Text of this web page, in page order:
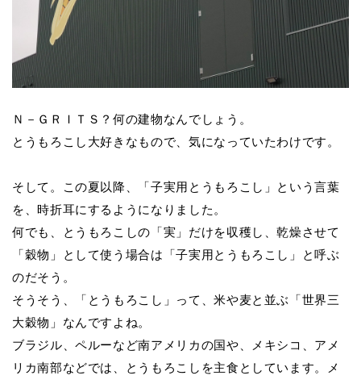
Ｎ－ＧＲＩＴＳ？何の建物なんでしょう。
とうもろこし大好きなもので、気になっていたわけです。
そして。この夏以降、「子実用とうもろこし」という言葉
を、時折耳にするようになりました。
何でも、とうもろこしの「実」だけを収穫し、乾燥させて
「穀物」として使う場合は「子実用とうもろこし」と呼ぶ
のだそう。
そうそう、「とうもろこし」って、米や麦と並ぶ「世界三
大穀物」なんですよね。
ブラジル、ペルーなど南アメリカの国や、メキシコ、アメ
リカ南部などでは、とうもろこしを主食としています。メ